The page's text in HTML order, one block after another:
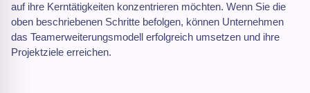
auf ihre Kerntätigkeiten konzentrieren möchten. Wenn Sie die
oben beschriebenen Schritte befolgen, können Unternehmen
das Teamerweiterungsmodell erfolgreich umsetzen und ihre
Projektziele erreichen.